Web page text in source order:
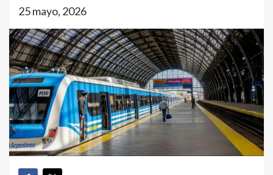
25 mayo, 2026